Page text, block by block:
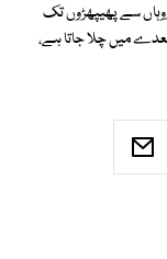
سے پھیپھڑوں تک
میں چلا جاتا ہے،